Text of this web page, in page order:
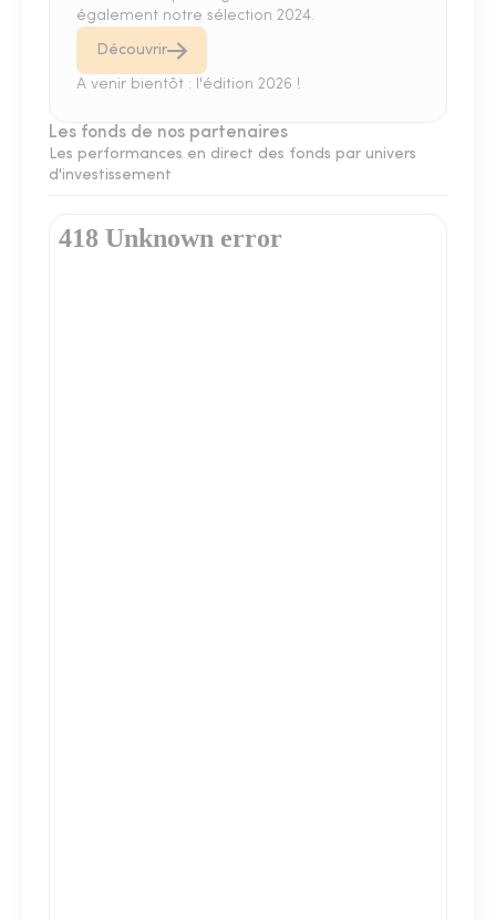
également notre sélection 2024.
Découvrir
A venir bientôt : l'édition 2026 !
Les fonds de nos partenaires
Les performances en direct des fonds par univers
d'investissement